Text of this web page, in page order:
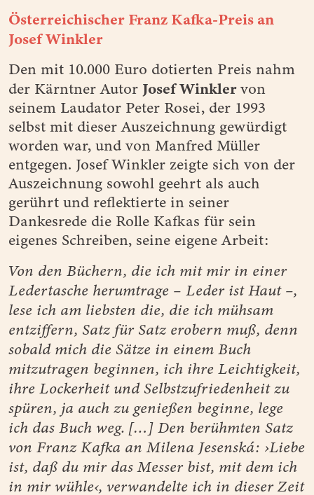
Österreichischer Franz Kafka-Preis an
Josef Winkler
Den mit 10.000 Euro dotierten Preis nahm
der Kärntner Autor Josef Winklervon
seinem Laudator Peter Rosei, der 1993
selbst mit dieser Auszeichnung gewürdigt
worden war, und von Manfred Müller
entgegen. Josef Winkler zeigte sich von der
Auszeichnung sowohl geehrt als auch
gerührt und reflektierte in seiner
Dankesrede die Rolle Kafkas für sein
eigenes Schreiben, seine eigene Arbeit:
Von den Büchern, die ich mit mir in einer
Ledertasche herumtrage – Leder ist Haut –,
lese ich am liebsten die, die ich mühsam
entziffern, Satz für Satz erobern muß, denn
sobald mich die Sätze in einem Buch
mitzutragen beginnen, ich ihre Leichtigkeit,
ihre Lockerheit und Selbstzufriedenheit zu
spüren, ja auch zu genießen beginne, lege
ich das Buch weg. […] Den berühmten Satz
von Franz Kafka an Milena Jesenská: ›Liebe
ist, daß du mir das Messer bist, mit dem ich
in mir wühle‹, verwandelte ich in dieser Zeit